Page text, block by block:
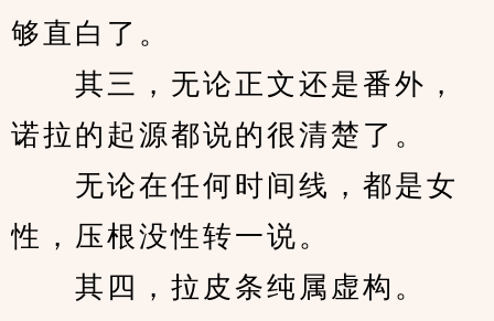
够直白了。
其三，无论正文还是番外，
诺拉的起源都说的很清楚了。
无论在任何时间线，都是女
性，压根没性转一说。
其四，拉皮条纯属虚构。